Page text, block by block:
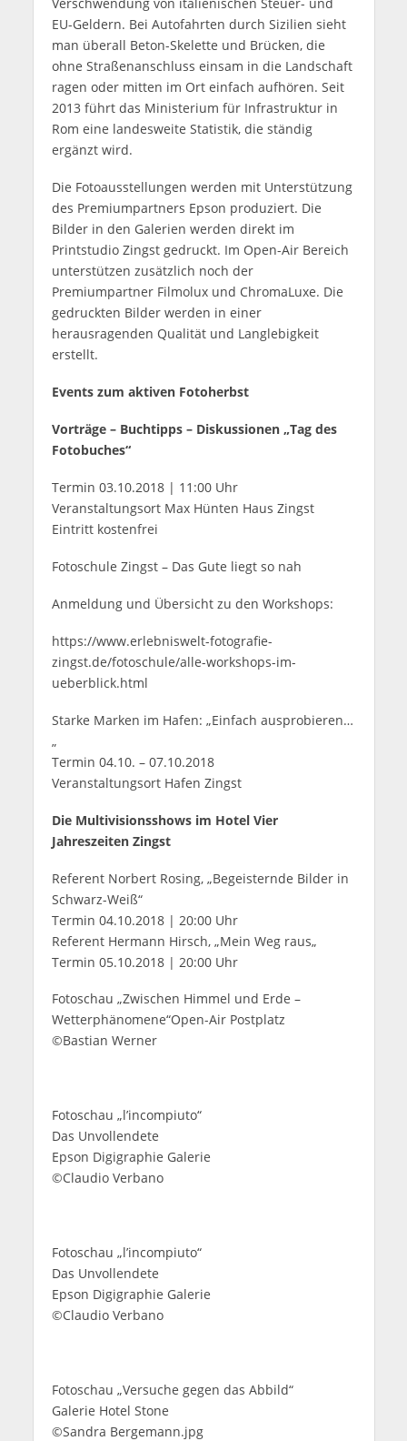
Verschwendung von italienischen Steuer- und
EU-Geldern. Bei Autofahrten durch Sizilien sieht
man überall Beton-Skelette und Brücken, die
ohne Straßenanschluss einsam in die Landschaft
ragen oder mitten im Ort einfach aufhören. Seit
2013 führt das Ministerium für Infrastruktur in
Rom eine landesweite Statistik, die ständig
ergänzt wird.
Die Fotoausstellungen werden mit Unterstützung
des Premiumpartners Epson produziert. Die
Bilder in den Galerien werden direkt im
Printstudio Zingst gedruckt. Im Open-Air Bereich
unterstützen zusätzlich noch der
Premiumpartner Filmolux und ChromaLuxe. Die
gedruckten Bilder werden in einer
herausragenden Qualität und Langlebigkeit
erstellt.
Events zum aktiven Fotoherbst
Vorträge – Buchtipps – Diskussionen „Tag des
Fotobuches“
Termin 03.10.2018 | 11:00 Uhr
Veranstaltungsort Max Hünten Haus Zingst
Eintritt kostenfrei
Fotoschule Zingst – Das Gute liegt so nah
Anmeldung und Übersicht zu den Workshops:
https://www.erlebniswelt-fotografie-
zingst.de/fotoschule/alle-workshops-im-
ueberblick.html
Starke Marken im Hafen: „Einfach ausprobieren…
„
Termin 04.10. – 07.10.2018
Veranstaltungsort Hafen Zingst
Die Multivisionsshows im Hotel Vier
Jahreszeiten Zingst
Referent Norbert Rosing, „Begeisternde Bilder in
Schwarz-Weiß“
Termin 04.10.2018 | 20:00 Uhr
Referent Hermann Hirsch, „Mein Weg raus„
Termin 05.10.2018 | 20:00 Uhr
Fotoschau „Zwischen Himmel und Erde –
Wetterphänomene“Open-Air Postplatz
©Bastian Werner
Fotoschau „l’incompiuto“
Das Unvollendete
Epson Digigraphie Galerie
©Claudio Verbano
Fotoschau „l’incompiuto“
Das Unvollendete
Epson Digigraphie Galerie
©Claudio Verbano
Fotoschau „Versuche gegen das Abbild“
Galerie Hotel Stone
©Sandra Bergemann.jpg